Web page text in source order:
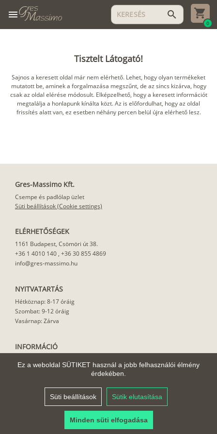
Ez a weboldal SÜTIKET használ a jobb felhasználói élmény
érdekében.
Süti beállítások Sütik elutasítása
Minden süti elfogadása
menu search
0
Tisztelt Látogató!
Sajnos a keresett oldal már nem elérhető. Lehet, hogy olyan termékeket
mutatott be, aminek a forgalmazása megszűnt, de az sincs kizárva, hogy
csak az oldal elérése módosult. Elképzelhető, hogy a keresett információt
megtalálja a honlapunk kínálta közt. Az is előfordulhat, hogy az oldal
frissítés alatt van, ez esetben néhány percen belül újra elérhető lesz.
Gres-Massimo Kft.
Csempe és padlólap üzlet
Süti beállítások (Cookie settings)
ELÉRHETŐSÉGEK
1161 Budapest, Csömöri út 38.
+36 1 4010 140 , +36 30 855 4869
info@gres-massimo.hu
NYITVATARTÁS
Hétköznap: 8-17 óráig
Szombat: 9-12 óráig
Vasárnap: Zárva
INFORMÁCIÓ
Felhasználási javaslat